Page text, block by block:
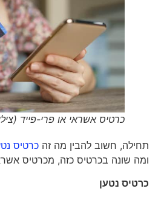
כרטיס אשראי או פרי-פייד (צילום FREEPIK)
תחילה, חשוב להבין מה זה כרטיס נטען,
ומה שונה בכרטיס כזה, מכרטיס אשראי
כרטיס נטען